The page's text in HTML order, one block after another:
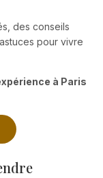
des conseils
pour vivre
à Paris